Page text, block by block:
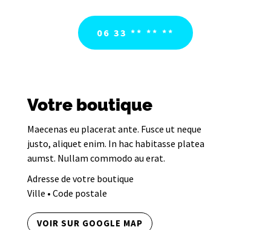
06 33 ** ** **
Votre boutique
Maecenas eu placerat ante. Fusce ut neque
justo, aliquet enim. In hac habitasse platea
aumst. Nullam commodo au erat.
Adresse de votre boutique
Ville • Code postale
VOIR SUR GOOGLE MAP